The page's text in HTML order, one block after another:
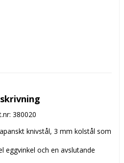
380020
knivstål, 3 mm kolstål som
eggvinkel och en avslutande